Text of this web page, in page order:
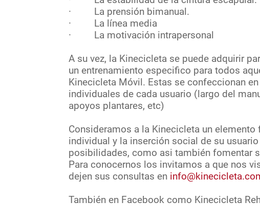
· La prensión bimanual.
· La línea media
· La motivación intrapersonal
A su vez, la Kinecicleta se puede adquirir
un entrenamiento especifico para todos
Kinecicleta Móvil. Estas se confeccionan
individuales de cada usuario (largo del
apoyos plantares, etc)
Consideramos a la Kinecicleta un
individual y la inserción social de su
posibilidades, como asi también fomentar
Para conocernos los invitamos a que nos
dejen sus consultas en
También en Facebook como Kinecicleta